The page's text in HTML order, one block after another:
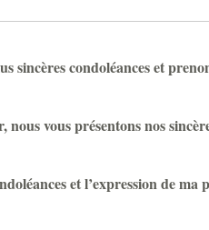
sincères condoléances et
vous présentons nos
et l’expression de ma